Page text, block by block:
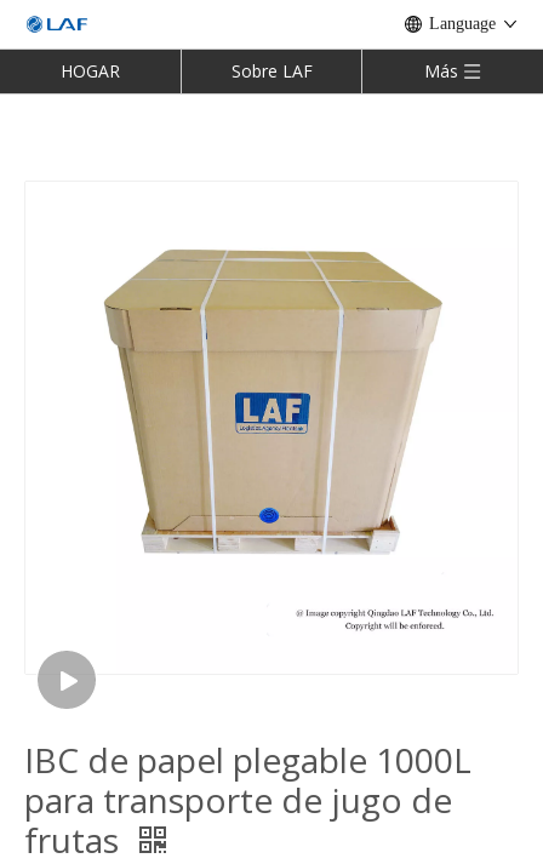
Language
HOGAR Sobre LAF Más
IBC de papel plegable 1000L
para transporte de jugo de
frutas